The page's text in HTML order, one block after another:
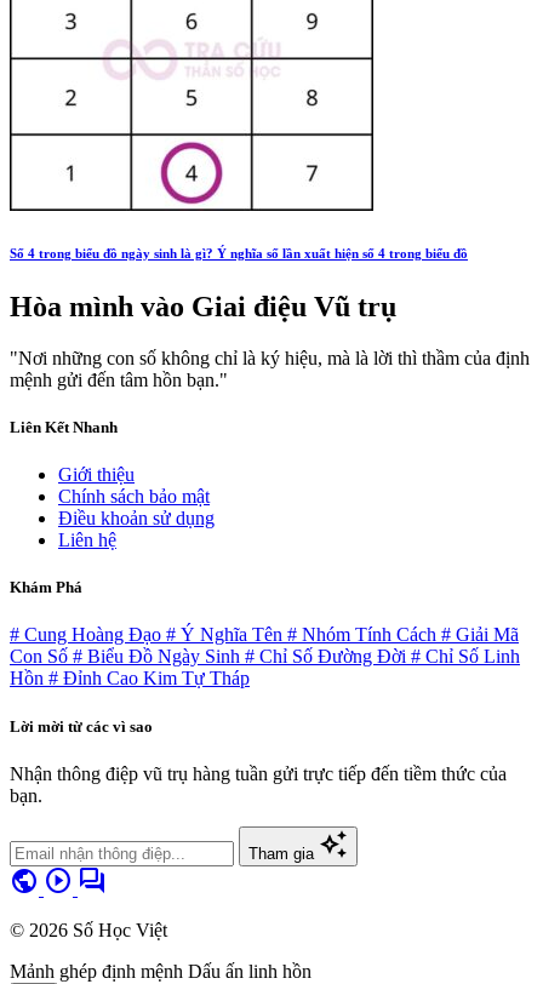
Số 4 trong biểu đồ ngày sinh là gì? Ý nghĩa số lần xuất hiện số 4 trong biểu đồ
Hòa mình vào Giai điệu Vũ trụ
"Nơi những con số không chỉ là ký hiệu, mà là lời thì thầm của định
mệnh gửi đến tâm hồn bạn."
Liên Kết Nhanh
Giới thiệu
Chính sách bảo mật
Điều khoản sử dụng
Liên hệ
Khám Phá
# Cung Hoàng Đạo # Ý Nghĩa Tên # Nhóm Tính Cách # Giải Mã
Con Số # Biểu Đồ Ngày Sinh # Chỉ Số Đường Đời # Chỉ Số Linh
Hồn # Đỉnh Cao Kim Tự Tháp
Lời mời từ các vì sao
Nhận thông điệp vũ trụ hàng tuần gửi trực tiếp đến tiềm thức của
bạn.
Tham gia auto_awesome
public play_circle forum
© 2026 Số Học Việt
Mảnh ghép định mệnh Dấu ấn linh hồn